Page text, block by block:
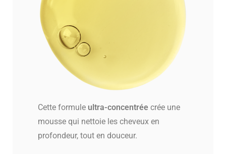
Cette formule ultra-concentrée crée une
mousse qui nettoie les cheveux en
profondeur, tout en douceur.